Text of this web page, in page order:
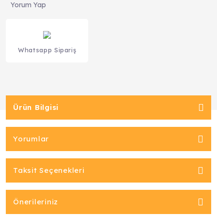
Yorum Yap
Whatsapp Sipariş
Ürün Bilgisi
Yorumlar
Taksit Seçenekleri
Önerileriniz